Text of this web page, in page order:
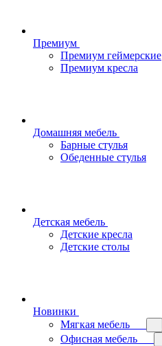
Премиум
Премиум геймерские
Премиум кресла
Домашняя мебель
Барные стулья
Обеденные стулья
Детская мебель
Детские кресла
Детские столы
Новинки
Мягкая мебель
Офисная мебель